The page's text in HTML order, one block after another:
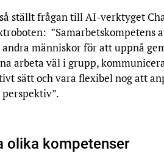
ställt frågan tillAI-verktyget
”Samarbetskompetens
människor för att uppnå
arbeta väl i grupp,
sätt och vara flexibel nog att
olika kompetenser